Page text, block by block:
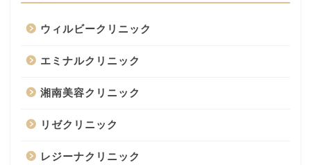
ウィルビークリニック
エミナルクリニック
湘南美容クリニック
リゼクリニック
レジーナクリニック